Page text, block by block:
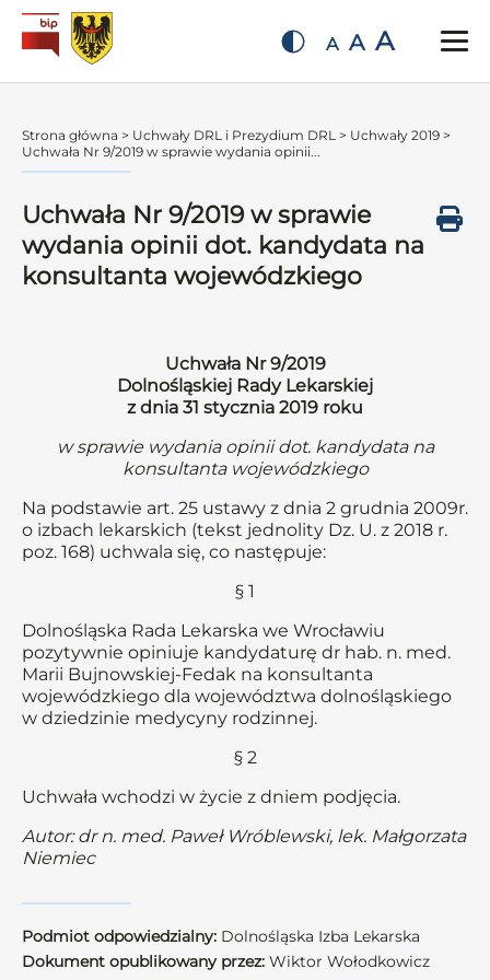
A A A
Strona główna > Uchwały DRL i Prezydium DRL > Uchwały 2019 >
Uchwała Nr 9/2019 w sprawie wydania opinii...
Uchwała Nr 9/2019 w sprawie
wydania opinii dot. kandydata na
konsultanta wojewódzkiego
Uchwała Nr 9/2019
Dolnośląskiej Rady Lekarskiej
z dnia 31 stycznia 2019 roku
w sprawie wydania opinii dot. kandydata na
konsultanta wojewódzkiego
Na podstawie art. 25 ustawy z dnia 2 grudnia 2009r.
o izbach lekarskich (tekst jednolity Dz. U. z 2018 r.
poz. 168) uchwala się, co następuje:
§ 1
Dolnośląska Rada Lekarska we Wrocławiu
pozytywnie opiniuje kandydaturę dr hab. n. med.
Marii Bujnowskiej-Fedak na konsultanta
wojewódzkiego dla województwa dolnośląskiego
w dziedzinie medycyny rodzinnej.
§ 2
Uchwała wchodzi w życie z dniem podjęcia.
Autor: dr n. med. Paweł Wróblewski, lek. Małgorzata
Niemiec
Podmiot odpowiedzialny: Dolnośląska Izba Lekarska
Dokument opublikowany przez: Wiktor Wołodkowicz